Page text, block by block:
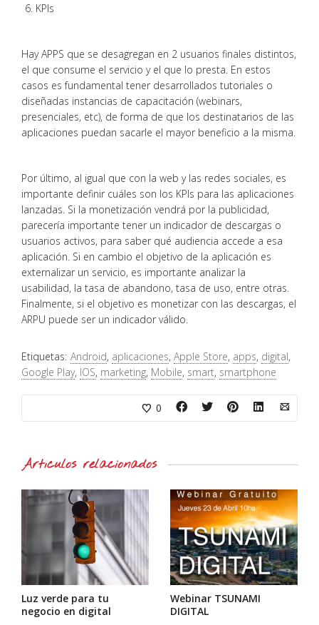
KPIs
Hay APPS que se desagregan en 2 usuarios finales distintos,
el que consume el servicio y el que lo presta. En estos
casos es fundamental tener desarrollados tutoriales o
diseñadas instancias de capacitación (webinars,
presenciales, etc), de forma de que los destinatarios de las
aplicaciones puedan sacarle el mayor beneficio a la misma.
Por último, al igual que con la web y las redes sociales, es
importante definir cuáles son los KPIs para las aplicaciones
lanzadas. Si la monetización vendrá por la publicidad,
parecería importante tener un indicador de descargas o
usuarios activos, para saber qué audiencia accede a esa
aplicación. Si en cambio el objetivo de la aplicación es
externalizar un servicio, es importante analizar la
usabilidad, la tasa de abandono, tasa de uso, entre otras.
Finalmente, si el objetivo es monetizar con las descargas, el
ARPU puede ser un indicador válido.
Etiquetas: Android, aplicaciones, Apple Store, apps, digital,
Google Play, IOS, marketing, Mobile, smart, smartphone
0
Artículos relacionados
Luz verde para tu
negocio en digital
Webinar TSUNAMI
DIGITAL